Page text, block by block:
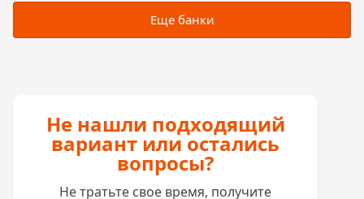
Еще банки
Не нашли подходящий
вариант или остались
вопросы?
Не тратьте свое время, получите